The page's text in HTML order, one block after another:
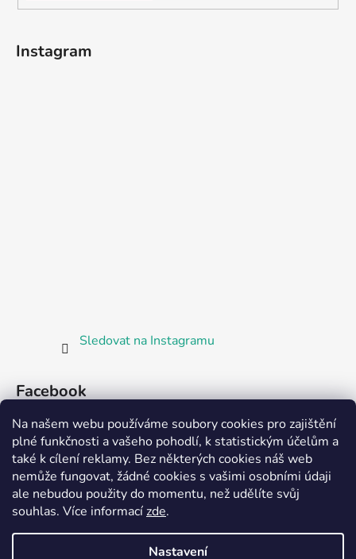
Na našem webu používáme soubory cookies pro zajištění
plné funkčnosti a vašeho pohodlí, k statistickým účelům a
také k cílení reklamy. Bez některých cookies náš web
nemůže fungovat, žádné cookies s vašimi osobními údaji
ale nebudou použity do momentu, než udělíte svůj
souhlas. Více informacízde.
Nastavení
Instagram
Sledovat na Instagramu
Facebook
Partnerská prodejna Barefoot Plzeň